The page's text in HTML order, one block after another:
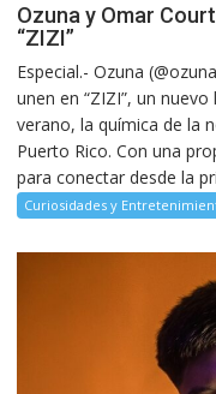
Ozuna y Omar
“ZIZI”
Especial.- Ozuna
unen en “ZIZI”, un
verano, la química de la
Puerto Rico. Con una
para conectar desde la
Curiosidades y